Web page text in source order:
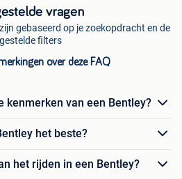
vragen
gebaseerd op je zoekopdracht en de
filters
over deze FAQ
kenmerken van een Bentley?
het beste?
het rijden in een Bentley?